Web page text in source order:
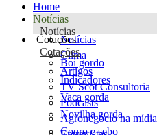
Home
Notícias
Notícias
Notícias
Clima
Artigos
TV Scot Consultoria
Podcasts
Agronegócio na mídia
Cotações
Cotações
Boi gordo
Indicadores
Vaca gorda
Novilha gorda
Couro e sebo